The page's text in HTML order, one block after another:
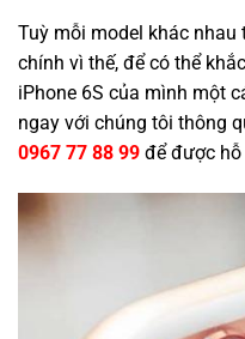
Tuỳ mỗi model khác
chính vì thế, để có thể
iPhone 6S của mình một
ngay với chúng tôi thông
0967 77 88 99 để được